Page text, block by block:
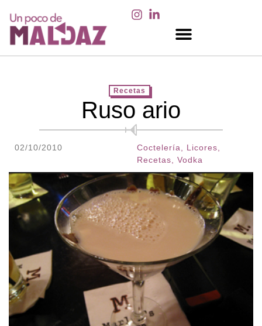
Recetas
Ruso ario
02/10/2010 Coctelería Licores
Recetas
Vodka